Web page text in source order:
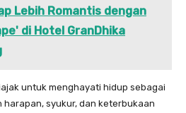
Lebih Romantis dengan
di Hotel GranDhika
untuk menghayati hidup sebagai
harapan, syukur, dan keterbukaan